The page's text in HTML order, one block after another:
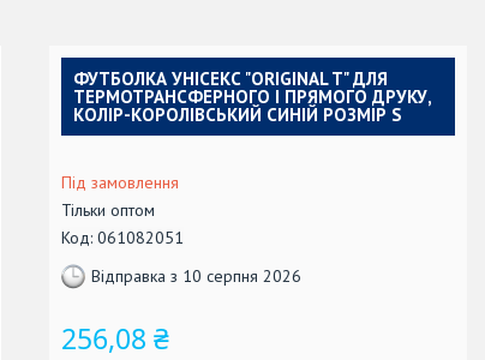
ФУТБОЛКА УНІСЕКС "ORIGINAL T" ДЛЯ
ТЕРМОТРАНСФЕРНОГО І ПРЯМОГО ДРУКУ,
КОЛІР-КОРОЛІВСЬКИЙ СИНІЙ РОЗМІР S
Під замовлення
Тільки оптом
Код: 061082051
Відправка з 10 серпня 2026
256,08 ₴